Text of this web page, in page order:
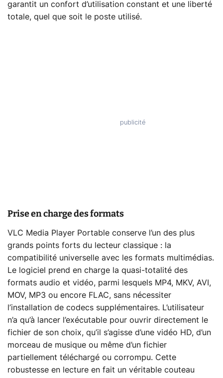
garantit un confort d’utilisation constant et une liberté
totale, quel que soit le poste utilisé.
Prise en charge des formats
VLC Media Player Portable conserve l’un des plus
grands points forts du lecteur classique : la
compatibilité universelle avec les formats multimédias.
Le logiciel prend en charge la quasi-totalité des
formats audio et vidéo, parmi lesquels MP4, MKV, AVI,
MOV, MP3 ou encore FLAC, sans nécessiter
l’installation de codecs supplémentaires. L’utilisateur
n’a qu’à lancer l’exécutable pour ouvrir directement le
fichier de son choix, qu’il s’agisse d’une vidéo HD, d’un
morceau de musique ou même d’un fichier
partiellement téléchargé ou corrompu. Cette
robustesse en lecture en fait un véritable couteau